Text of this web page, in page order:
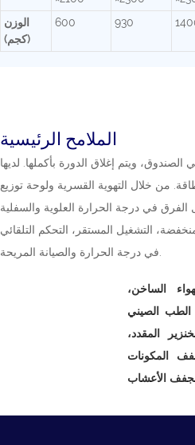
الوزن
(كجم)
600 930
الملامح الرئيسية
ويتم إغلاق الدورة بأكملها. لديها
من خلال التهوية القسرية ولوحة توزيع
الفرق في درجة الحرارة العلوية والسفلية
التشغيل المستقر، التحكم التلقائي
الساخن،
الصيني
المقدد،
المكونات
مجفف الأعشاب